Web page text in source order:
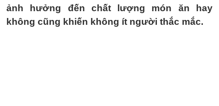
ảnh hưởng đến chất lượng món ăn hay
không cũng khiến không ít người thắc mắc.